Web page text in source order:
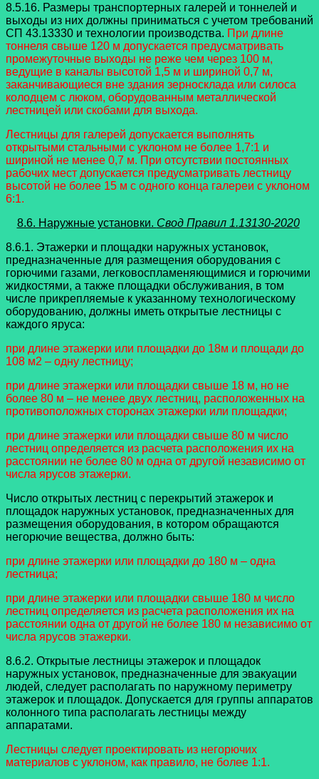
8.5.16. Размеры транспортерных галерей и тоннелей и
выходы из них должны приниматься с учетом требований
СП 43.13330 и технологии производства. При длине
тоннеля свыше 120 м допускается предусматривать
промежуточные выходы не реже чем через 100 м,
ведущие в каналы высотой 1,5 м и шириной 0,7 м,
заканчивающиеся вне здания зерносклада или силоса
колодцем с люком, оборудованным металлической
лестницей или скобами для выхода.
Лестницы для галерей допускается выполнять
открытыми стальными с уклоном не более 1,7:1 и
шириной не менее 0,7 м. При отсутствии постоянных
рабочих мест допускается предусматривать лестницу
высотой не более 15 м с одного конца галереи с уклоном
6:1.
8.6. Наружные установки. Свод Правил 1.13130-2020
8.6.1. Этажерки и площадки наружных установок,
предназначенные для размещения оборудования с
горючими газами, легковоспламеняющимися и горючими
жидкостями, а также площадки обслуживания, в том
числе прикрепляемые к указанному технологическому
оборудованию, должны иметь открытые лестницы с
каждого яруса:
при длине этажерки или площадки до 18м и площади до
108 м2 – одну лестницу;
при длине этажерки или площадки свыше 18 м, но не
более 80 м – не менее двух лестниц, расположенных на
противоположных сторонах этажерки или площадки;
при длине этажерки или площадки свыше 80 м число
лестниц определяется из расчета расположения их на
расстоянии не более 80 м одна от другой независимо от
числа ярусов этажерки.
Число открытых лестниц с перекрытий этажерок и
площадок наружных установок, предназначенных для
размещения оборудования, в котором обращаются
негорючие вещества, должно быть:
при длине этажерки или площадки до 180 м – одна
лестница;
при длине этажерки или площадки свыше 180 м число
лестниц определяется из расчета расположения их на
расстоянии одна от другой не более 180 м независимо от
числа ярусов этажерки.
8.6.2. Открытые лестницы этажерок и площадок
наружных установок, предназначенные для эвакуации
людей, следует располагать по наружному периметру
этажерок и площадок. Допускается для группы аппаратов
колонного типа располагать лестницы между
аппаратами.
Лестницы следует проектировать из негорючих
материалов с уклоном, как правило, не более 1:1.